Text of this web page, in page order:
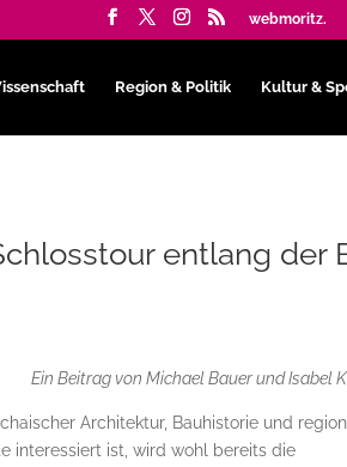
webmoritz.
Region & Politik Kultur &
entlang der
Ein Beitrag von Michael Bauer und Isabel
Architektur, Bauhistorie und
interessiert ist, wird wohl bereits die